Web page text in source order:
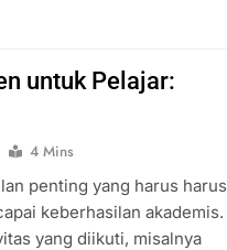
untuk Pelajar:
4 Mins
penting yang harus harus
keberhasilan akademis.
yang diikuti, misalnya